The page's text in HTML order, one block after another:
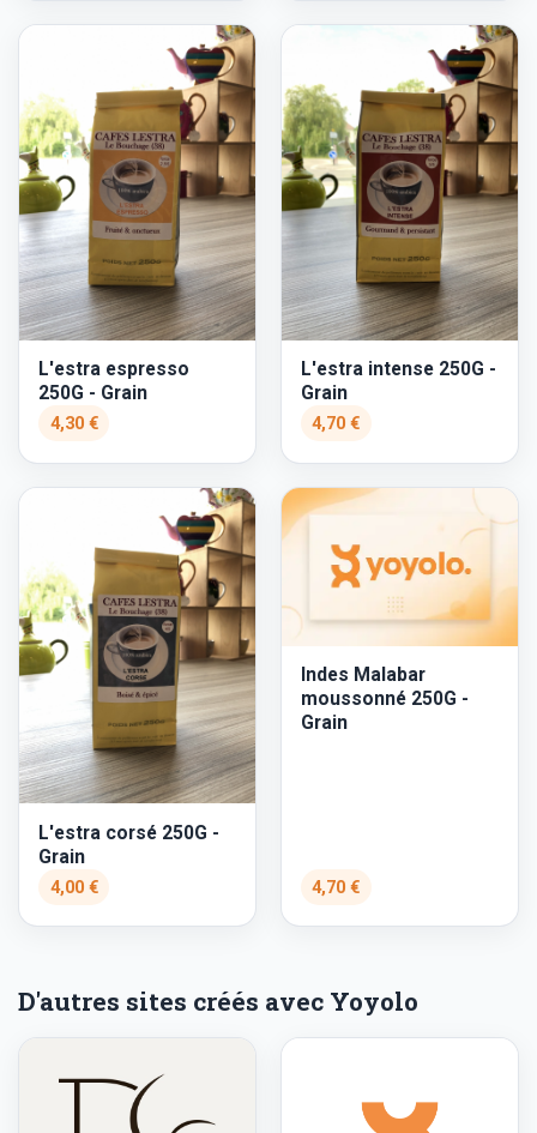
L'estra espresso
250G - Grain
4,30 €
L'estra intense 250G -
Grain
4,70 €
L'estra corsé 250G -
Grain
4,00 €
Indes Malabar
moussonné 250G -
Grain
4,70 €
D'autres sites créés avec Yoyolo